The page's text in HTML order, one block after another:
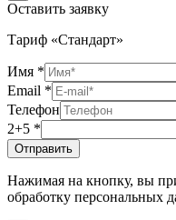
Оставить заявку
Тариф «Стандарт»
Имя *
Email *
Телефон
2+5 *
Отправить
Нажимая на кнопку, вы
обработку персональных